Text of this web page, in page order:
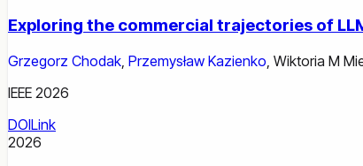
Exploring the commercial trajectories of
Grzegorz Chodak, Przemysław Kazienko, Wiktoria M
IEEE 2026
DOILink
2026